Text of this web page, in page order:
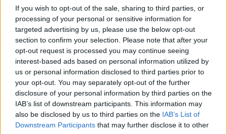
If you wish to opt-out of the sale, sharing to third parties, or
processing of your personal or sensitive information for
targeted advertising by us, please use the below opt-out
section to confirm your selection. Please note that after your
opt-out request is processed you may continue seeing
interest-based ads based on personal information utilized by
us or personal information disclosed to third parties prior to
your opt-out. You may separately opt-out of the further
disclosure of your personal information by third parties on the
IAB’s list of downstream participants. This information may
also be disclosed by us to third parties on the IAB’s List of
Downstream Participants that may further disclose it to other
Antitrust e Procure qualsiasi rincaro speculativo dei listini o illecito a
danno dei consumatori.
Ha collaborato G. Frosali
Condividi questo articolo:
E-mail LinkedIn Facebook X
Mastodon Telegram WhatsApp